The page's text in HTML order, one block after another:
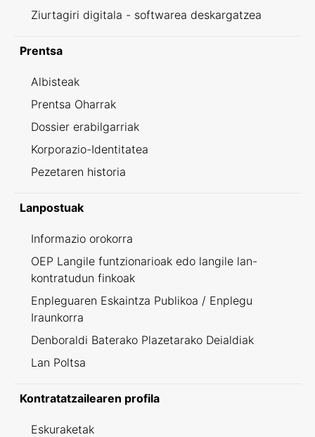
Ziurtagiri digitala - softwarea deskargatzea
Prentsa
Albisteak
Prentsa Oharrak
Dossier erabilgarriak
Korporazio-Identitatea
Pezetaren historia
Lanpostuak
Informazio orokorra
OEP Langile funtzionarioak edo langile lan-
kontratudun finkoak
Enpleguaren Eskaintza Publikoa / Enplegu
Iraunkorra
Denboraldi Baterako Plazetarako Deialdiak
Lan Poltsa
Kontratatzailearen profila
Eskuraketak